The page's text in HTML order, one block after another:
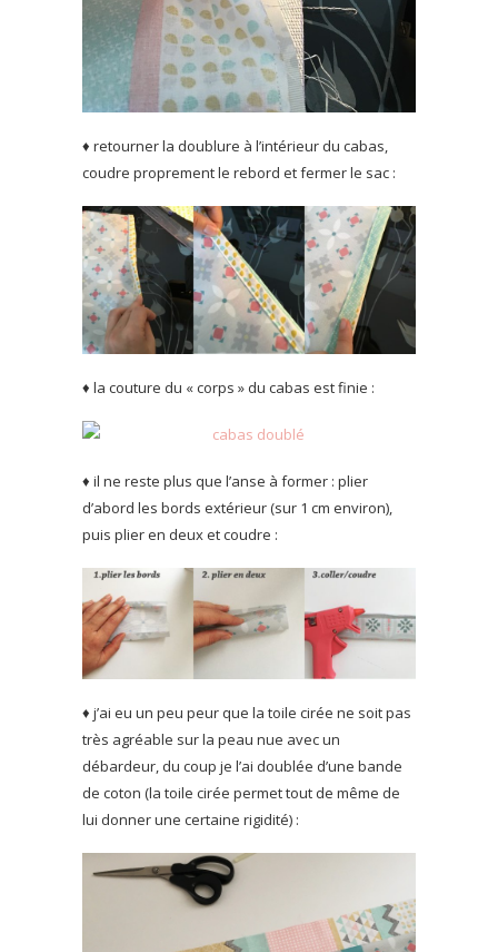
♦ retourner la doublure à l’intérieur du cabas,
coudre proprement le rebord et fermer le sac :
♦ la couture du « corps » du cabas est finie :
♦ il ne reste plus que l’anse à former : plier
d’abord les bords extérieur (sur 1 cm environ),
puis plier en deux et coudre :
♦ j’ai eu un peu peur que la toile cirée ne soit pas
très agréable sur la peau nue avec un
débardeur, du coup je l’ai doublée d’une bande
de coton (la toile cirée permet tout de même de
lui donner une certaine rigidité) :